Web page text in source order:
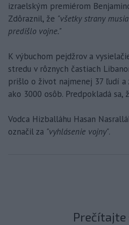
izraelským premiérom
Zdôraznil, že "všetky strany
predišlo vojne."
K výbuchom pejdžrov a
stredu v rôznych častiach
prišlo o život najmenej 37 ľudí
ako 3000 osôb. Predpokladá
Vodca Hizballáhu Hasan
označil za "vyhlásenie vojny".
Prečítajte